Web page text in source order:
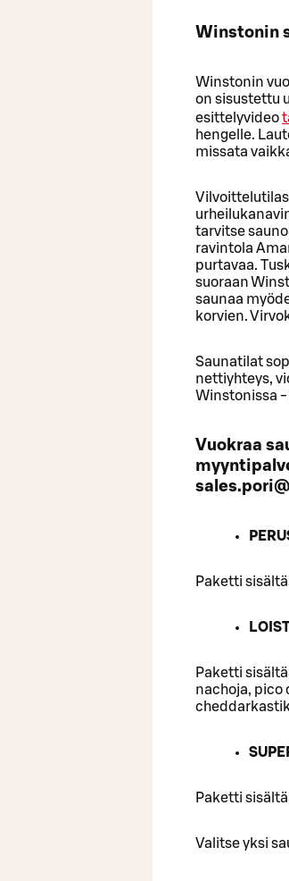
Winstonin
Winstonin
on sisustettu
esittelyvideo
hengelle.
missata
tarvitse
ravintola
purtavaa.
suoraan
saunaa
korvien.
Saunatilat
nettiyhteys,
Winstonissa
Vuokraa
Paketti
Paketti
nachoja, pico
Paketti
Valitse yksi